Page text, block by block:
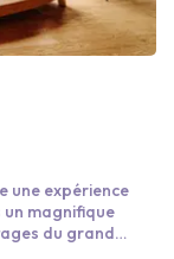
une expérience
un magnifique
du grand